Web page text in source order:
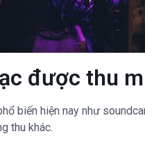
được thu
biến hiện nay như
thu khác.